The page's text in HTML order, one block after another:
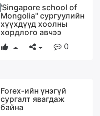
'Singapore school of
Mongolia'' сургуулийн
хүүхдүүд хоолны
хордлого авчээ
0
Forex-ийн үнэгүй
сургалт явагдаж
байна